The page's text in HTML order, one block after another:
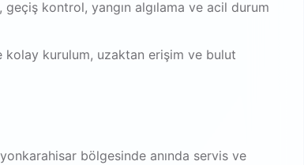
geçiş kontrol, yangın algılama ve acil durum
kolay kurulum, uzaktan erişim ve bulut
bölgesinde anında servis ve